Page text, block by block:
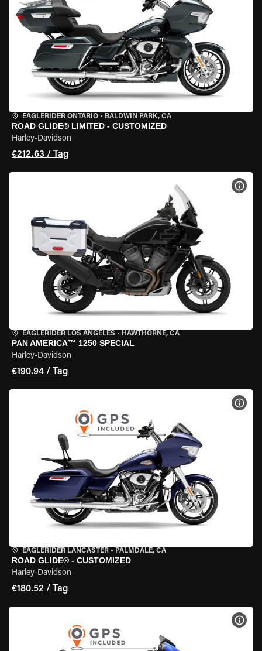
EAGLERIDER ONTARIO • BALDWIN PARK, CA
ROAD GLIDE® LIMITED - CUSTOMIZED
Harley-Davidson
€212.63 / Tag
EAGLERIDER LOS ANGELES • HAWTHORNE, CA
PAN AMERICA™ 1250 SPECIAL
Harley-Davidson
€190.94 / Tag
EAGLERIDER LANCASTER • PALMDALE, CA
ROAD GLIDE® - CUSTOMIZED
Harley-Davidson
€180.52 / Tag